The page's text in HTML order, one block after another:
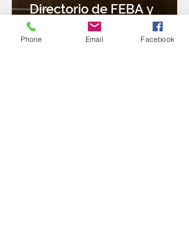
Directorio de FEBA y
Congreso de Industria 4.0
Phone Email Facebook